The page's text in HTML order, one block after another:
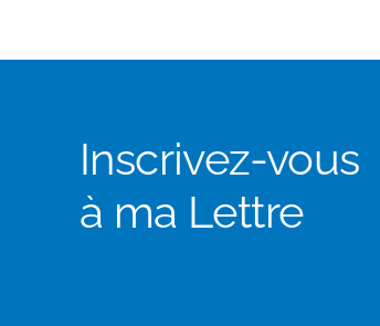
Inscrivez-vous
à ma Lettre